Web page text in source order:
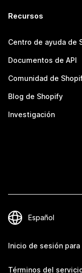
Recursos
Centro de ayuda de
Documentos de API
Comunidad de
Blog de Shopify
Investigación
Inicio de sesión
Términos del